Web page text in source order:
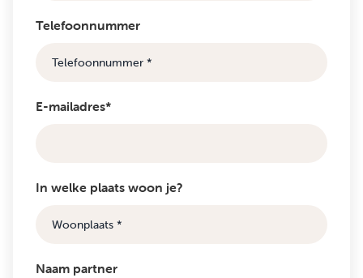
Telefoonnummer
E-mailadres*
In welke plaats woon je?
Naam partner